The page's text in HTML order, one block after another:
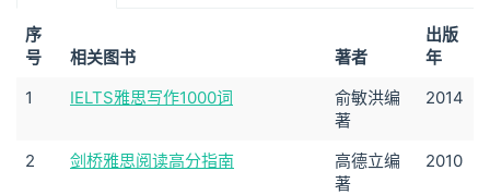
序
号
相关图书 著者
出版
年
1
IELTS雅思写作1000词
俞敏洪编
著
2014
2 剑桥雅思阅读高分指南
高德立编
著
2010